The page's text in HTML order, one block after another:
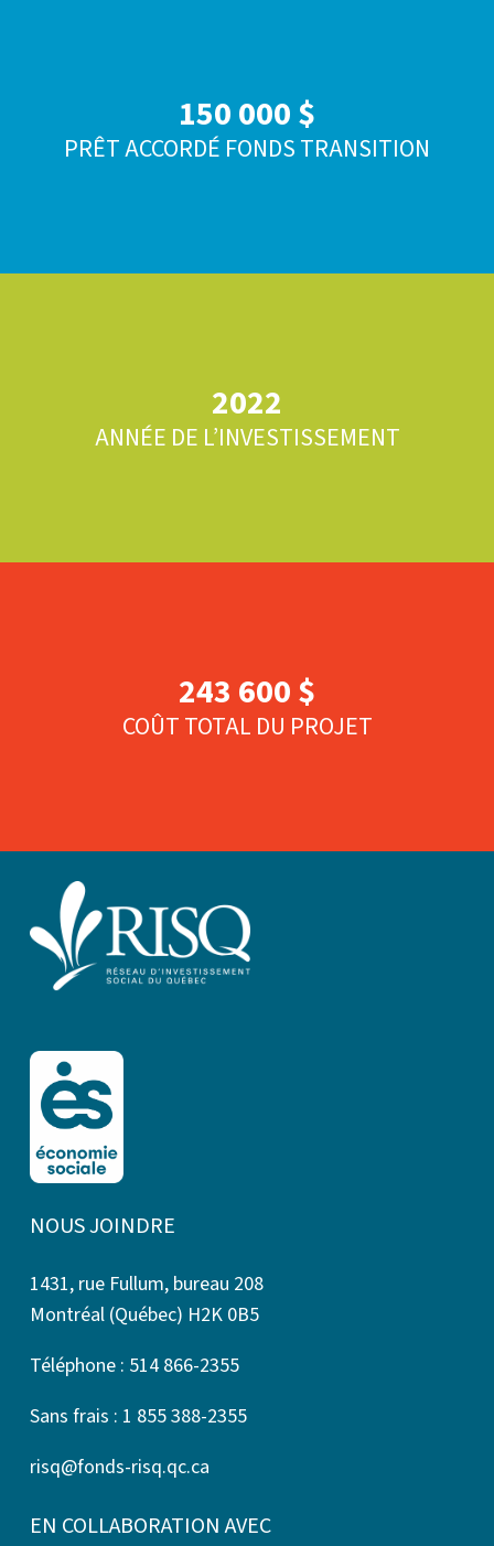
150 000 $
PRÊT ACCORDÉ FONDS TRANSITION
2022
ANNÉE DE L’INVESTISSEMENT
243 600 $
COÛT TOTAL DU PROJET
NOUS JOINDRE
1431, rue Fullum, bureau 208
Montréal (Québec) H2K 0B5
Téléphone : 514 866-2355
Sans frais : 1 855 388-2355
risq@fonds-risq.qc.ca
EN COLLABORATION AVEC